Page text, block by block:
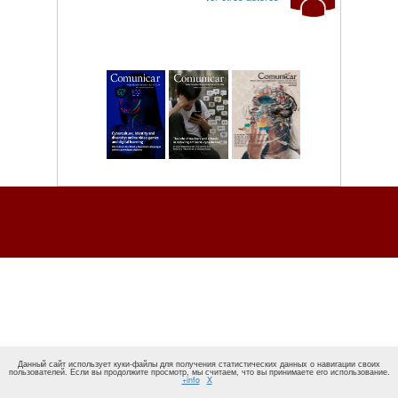
Данный сайт использует куки-файлы для получения статистических данных о навигации своих
пользователей. Если вы продолжите просмотр, мы считаем, что вы принимаете его использование.
+info X